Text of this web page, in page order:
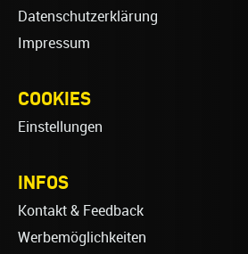
Datenschutzerklärung
Impressum
COOKIES
Einstellungen
INFOS
Kontakt & Feedback
Werbemöglichkeiten